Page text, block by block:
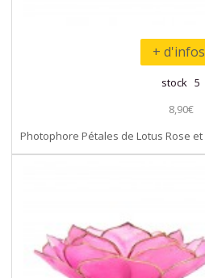
+ d'infos
stock 5
8,90€
Photophore Pétales de Lotus Rose